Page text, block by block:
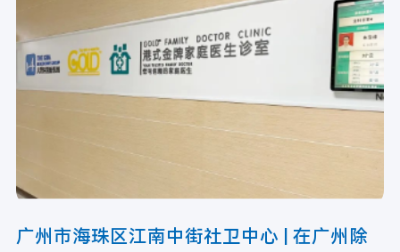
广州市海珠区江南中街社卫中心 | 在广州除